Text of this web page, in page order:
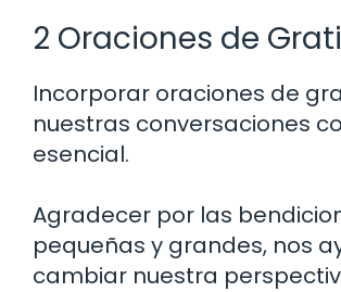
2 Oraciones de
Incorporar oraciones de
nuestras conversaciones
esencial.
Agradecer por las
pequeñas y grandes, nos
cambiar nuestra